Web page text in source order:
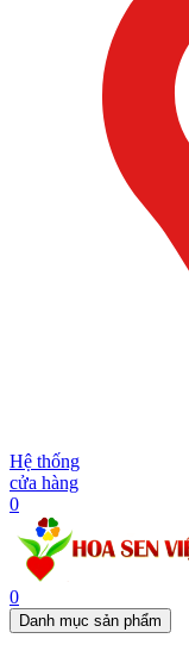
Hệ thống
cửa hàng
0
0
Danh mục sản phẩm